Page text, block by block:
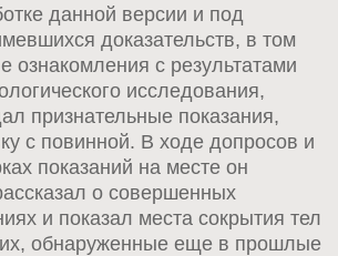
данной версии и под
доказательств, в том
ознакомления с результатами
исследования,
признательные показания,
с повинной. В ходе допросов и
показаний на месте он
о совершенных
и показал места сокрытия тел
обнаруженные еще в прошлые